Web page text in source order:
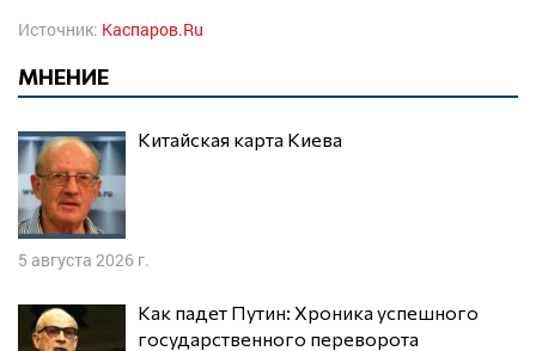
Источник: Каспаров.Ru
МНЕНИЕ
Китайская карта Киева
5 августа 2026 г.
Как падет Путин: Хроника успешного
государственного переворота